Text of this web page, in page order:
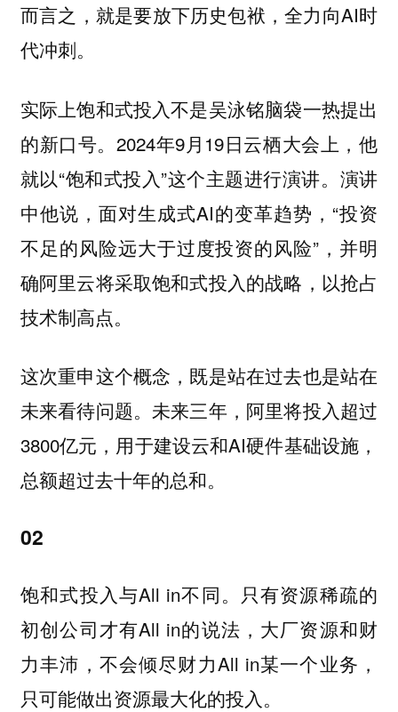
而言之，就是要放下历史包袱，全力向AI时
代冲刺。
实际上饱和式投入不是吴泳铭脑袋一热提出
的新口号。2024年9月19日云栖大会上，他
就以“饱和式投入”这个主题进行演讲。演讲
中他说，面对生成式AI的变革趋势，“投资
不足的风险远大于过度投资的风险”，并明
确阿里云将采取饱和式投入的战略，以抢占
技术制高点。
这次重申这个概念，既是站在过去也是站在
未来看待问题。未来三年，阿里将投入超过
3800亿元，用于建设云和AI硬件基础设施，
总额超过去十年的总和。
02
饱和式投入与All in不同。只有资源稀疏的
初创公司才有All in的说法，大厂资源和财
力丰沛，不会倾尽财力All in某一个业务，
只可能做出资源最大化的投入。